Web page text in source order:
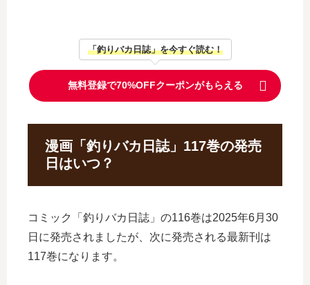
「釣りバカ日誌」を今すぐ読む！
無料登録で70%OFFクーポンがもらえる
漫画「釣りバカ日誌」117巻の発売
日はいつ？
コミック「釣りバカ日誌」の116巻は2025年6月30
日に発売されましたが、次に発売される最新刊は
117巻になります。